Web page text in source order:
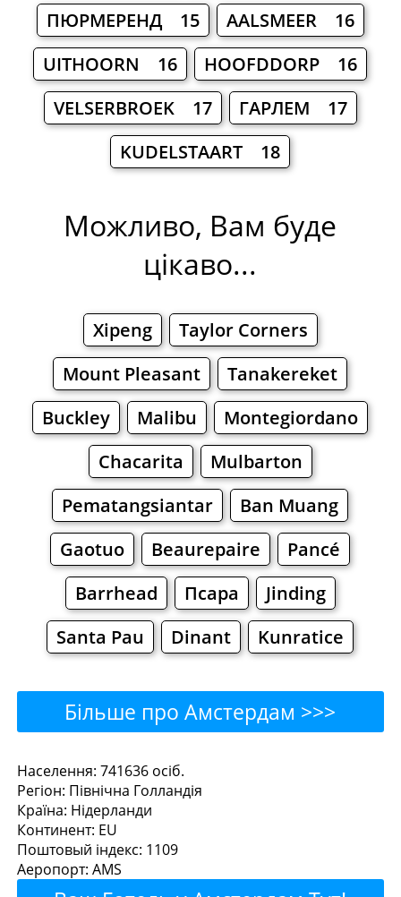
ПЮРМЕРЕНД 15
AALSMEER 16
UITHOORN 16
HOOFDDORP 16
VELSERBROEK 17
ГАРЛЕМ 17
KUDELSTAART 18
Можливо, Вам буде
цікаво...
Xipeng
Taylor Corners
Mount Pleasant
Tanakereket
Buckley
Malibu
Montegiordano
Chacarita
Mulbarton
Pematangsiantar
Ban Muang
Gaotuo
Beaurepaire
Pancé
Barrhead
Псара
Jinding
Santa Pau
Dinant Kunratice
Більше про Амстердам >>>
Амстердам - Де поїсти або
перекусити?
Ресторани Кафе
Булочнi
Супермаркети
Населення: 741636 осiб.
Регiон: Північна Голландія
Країна: Нідерланди
Континент: EU
Поштовый iндекс: 1109
Аеропорт: AMS